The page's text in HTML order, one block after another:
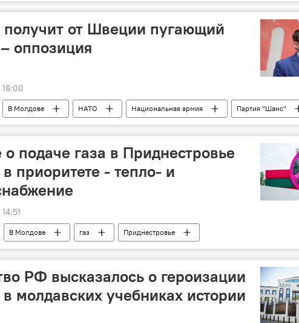
от Швеции пугающий
оппозиция
В Молдове НАТО Национальная армия Партия "Шанс"
подаче газа в Приднестровье
приоритете - тепло- и
В Молдове газ Приднестровье
РФ высказалось о героизации
молдавских учебниках истории